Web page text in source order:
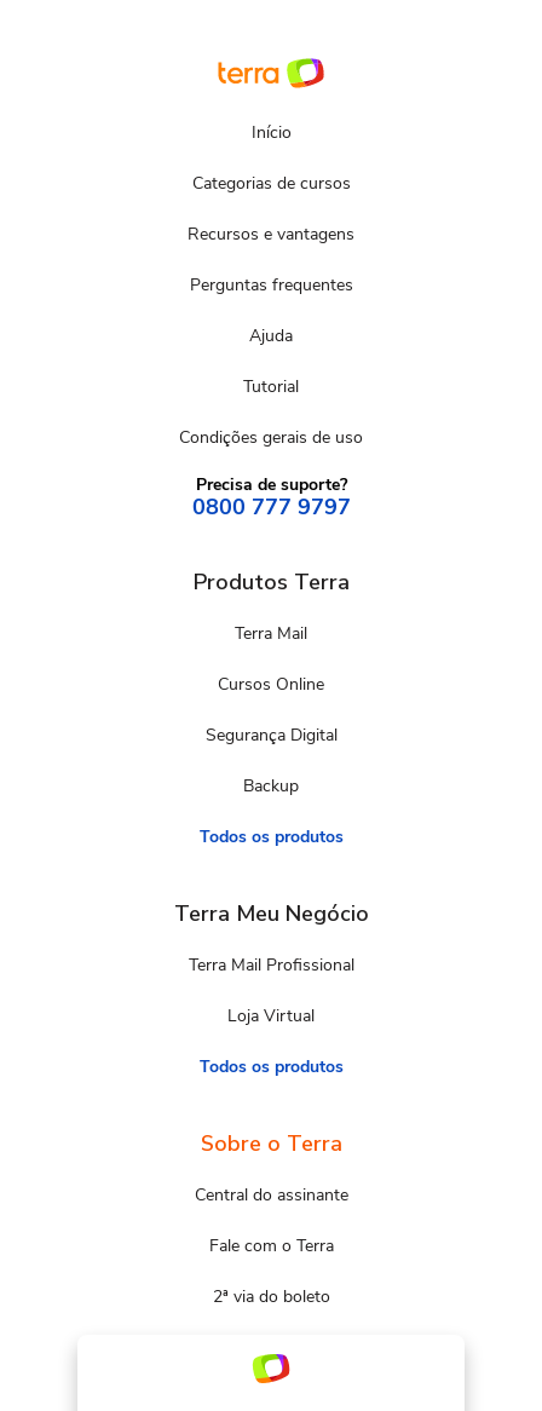
Início
Categorias de cursos
Recursos e vantagens
Perguntas frequentes
Ajuda
Tutorial
Condições gerais de uso
Precisa de suporte?
0800 777 9797
Produtos Terra
Terra Mail
Cursos Online
Segurança Digital
Backup
Todos os produtos
Terra Meu Negócio
Terra Mail Profissional
Loja Virtual
Todos os produtos
Sobre o Terra
Central do assinante
Fale com o Terra
2ª via do boleto